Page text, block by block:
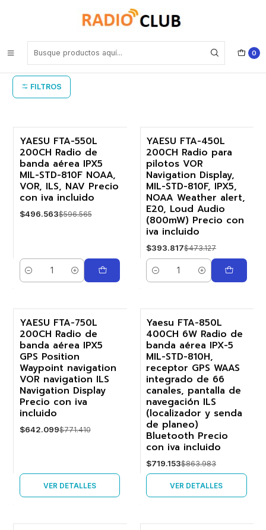
0
Portátil de Banda Aérea
FILTROS
-17%
YAESU FTA-550L
200CH Radio de
banda aérea IPX5
MIL-STD-810F NOAA,
VOR, ILS, NAV Precio
con iva incluido
$496.563$596.565
Cantidad
-17%
YAESU FTA-450L
200CH Radio para
pilotos VOR
Navigation Display,
MIL-STD-810F, IPX5,
NOAA Weather alert,
E20, Loud Audio
(800mW) Precio con
iva incluido
$393.817$473.127
Cantidad
-17%
Agotado
YAESU FTA-750L
200CH Radio de
banda aérea IPX5
GPS Position
Waypoint navigation
VOR navigation ILS
Navigation Display
Precio con iva
incluido
$642.099$771.410
VER DETALLES
-17%
Agotado
Yaesu FTA-850L
400CH 6W Radio de
banda aérea IPX-5
MIL-STD-810H,
receptor GPS WAAS
integrado de 66
canales, pantalla de
navegación ILS
(localizador y senda
de planeo)
Bluetooth Precio
con iva incluido
$719.153$863.983
VER DETALLES